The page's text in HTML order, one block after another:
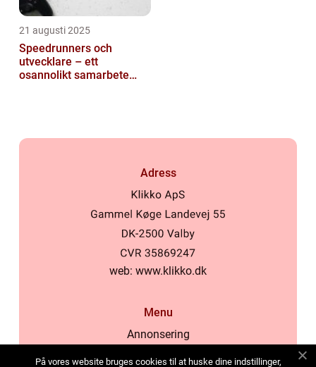
21 augusti 2025
Speedrunners och
utvecklare – ett
osannolikt samarbete
Adress
web: www.klikko.dk
Menu
Annonsering
På vores website bruges cookies til at huske dine indstillinger,